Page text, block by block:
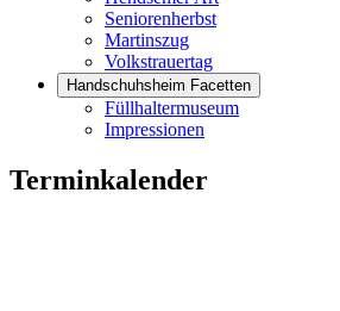
Seniorenherbst
Martinszug
Volkstrauertag
Handschuhsheim Facetten
Füllhaltermuseum
Impressionen
Terminkalender